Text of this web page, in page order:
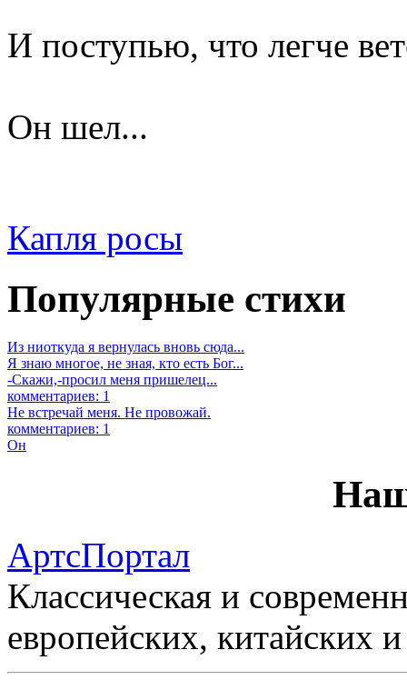
И поступью, что легче
Он шел...
Капля росы
Популярные стихи
Из ниоткуда я вернулась вновь сюда...
Я знаю многое, не зная, кто есть Бог...
-Скажи,-просил меня пришелец...
комментариев: 1
Не встречай меня. Не провожай.
комментариев: 1
Он
АртсПортал
Классическая и
европейских, китайских